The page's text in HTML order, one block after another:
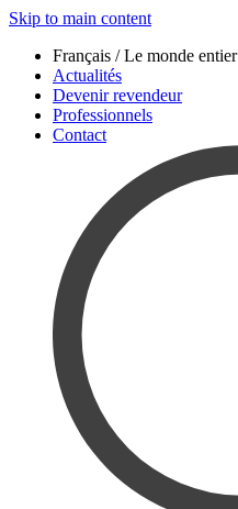
Skip to main content
Français / Le monde entier
Actualités
Devenir revendeur
Professionnels
Contact